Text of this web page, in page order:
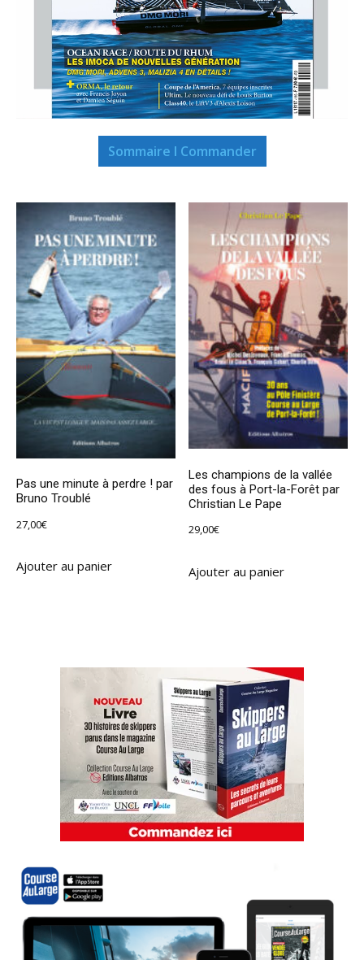
Sommaire I Commander
Pas une minute à perdre ! par
Bruno Troublé
27,00€
Ajouter au panier
Les champions de la vallée
des fous à Port-la-Forêt par
Christian Le Pape
29,00€
Ajouter au panier